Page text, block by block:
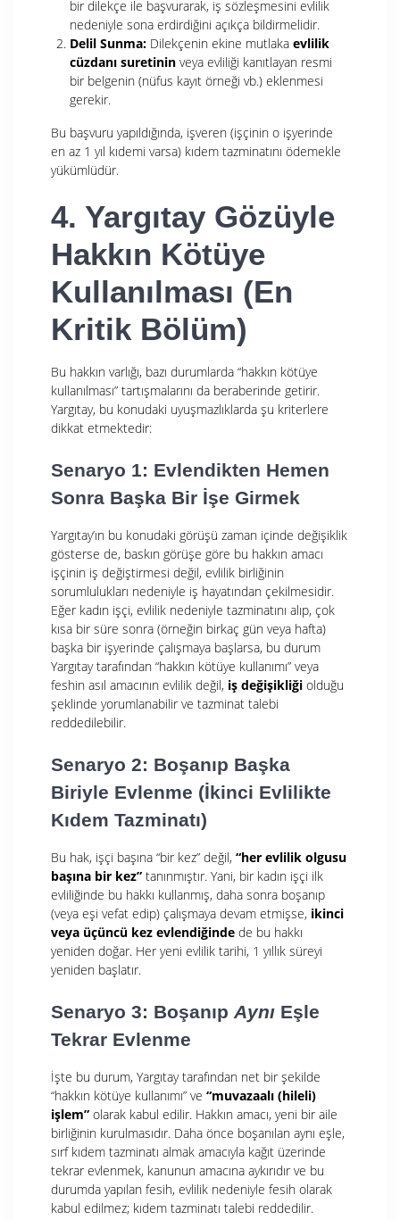
bir dilekçe ile başvurarak, iş sözleşmesini evlilik
nedeniyle sona erdirdiğini açıkça bildirmelidir.
Delil Sunma: Dilekçenin ekine mutlaka evlilik
cüzdanı suretinin veya evliliği kanıtlayan resmi
bir belgenin (nüfus kayıt örneği vb.) eklenmesi
gerekir.
Bu başvuru yapıldığında, işveren (işçinin o işyerinde
en az 1 yıl kıdemi varsa) kıdem tazminatını ödemekle
yükümlüdür.
4. Yargıtay Gözüyle
Hakkın Kötüye
Kullanılması (En
Kritik Bölüm)
Bu hakkın varlığı, bazı durumlarda “hakkın kötüye
kullanılması” tartışmalarını da beraberinde getirir.
Yargıtay, bu konudaki uyuşmazlıklarda şu kriterlere
dikkat etmektedir:
Senaryo 1: Evlendikten Hemen
Sonra Başka Bir İşe Girmek
Yargıtay’ın bu konudaki görüşü zaman içinde değişiklik
gösterse de, baskın görüşe göre bu hakkın amacı
işçinin iş değiştirmesi değil, evlilik birliğinin
sorumlulukları nedeniyle iş hayatından çekilmesidir.
Eğer kadın işçi, evlilik nedeniyle tazminatını alıp, çok
kısa bir süre sonra (örneğin birkaç gün veya hafta)
başka bir işyerinde çalışmaya başlarsa, bu durum
Yargıtay tarafından “hakkın kötüye kullanımı” veya
feshin asıl amacının evlilik değil, iş değişikliği olduğu
şeklinde yorumlanabilir ve tazminat talebi
reddedilebilir.
Senaryo 2: Boşanıp Başka
Biriyle Evlenme (İkinci Evlilikte
Kıdem Tazminatı)
Bu hak, işçi başına “bir kez” değil, “her evlilik olgusu
başına bir kez” tanınmıştır. Yani, bir kadın işçi ilk
evliliğinde bu hakkı kullanmış, daha sonra boşanıp
(veya eşi vefat edip) çalışmaya devam etmişse, ikinci
veya üçüncü kez evlendiğinde de bu hakkı
yeniden doğar. Her yeni evlilik tarihi, 1 yıllık süreyi
yeniden başlatır.
Senaryo 3: Boşanıp Aynı Eşle
Tekrar Evlenme
İşte bu durum, Yargıtay tarafından net bir şekilde
“hakkın kötüye kullanımı” ve “muvazaalı (hileli)
işlem” olarak kabul edilir. Hakkın amacı, yeni bir aile
birliğinin kurulmasıdır. Daha önce boşanılan aynı eşle,
sırf kıdem tazminatı almak amacıyla kağıt üzerinde
tekrar evlenmek, kanunun amacına aykırıdır ve bu
durumda yapılan fesih, evlilik nedeniyle fesih olarak
kabul edilmez; kıdem tazminatı talebi reddedilir.